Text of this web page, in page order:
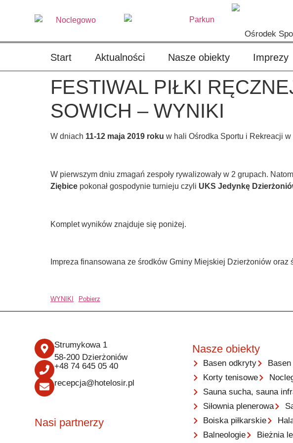
Ośrodek
Start Aktualności Nasze obiekty Imprezy
FESTIWAL PIŁKI
SOWICH – WYNIKI
W dniach 11-12 maja 2019 roku w hali Ośrodka Sportu i Rekreacji
W pierwszym dniu zmagań zespoły rywalizowały w 2 grupach.
Ziębice pokonał gospodynie turnieju czyli UKS Jedynkę
Komplet wyników znajduje się poniżej.
Impreza finansowana ze środków Gminy Miejskiej Dzierżoniów
WYNIKI Pobierz
Strumykowa 1
58-200 Dzierżoniów
+48 74 645 05 40
recepcja@hotelosir.pl
Nasi partnerzy
Nasze obiekty
Basen odkryty
Korty tenisowe
Sauna sucha, sauna
Siłownia plenerowa
Boiska piłkarskie
Balneologie
Bieżnia